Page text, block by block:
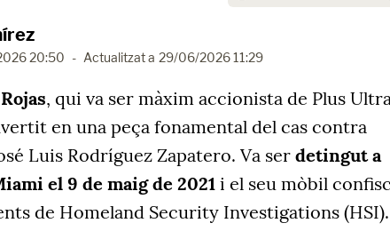
20:50 - Actualitzat a 29/06/2026 11:29
, qui va ser màxim accionista de Plus
en una peça fonamental del cas contra
Luis Rodríguez Zapatero. Va ser detingut a
el 9 de maig de 2021 i el seu mòbil
de Homeland Security Investigations